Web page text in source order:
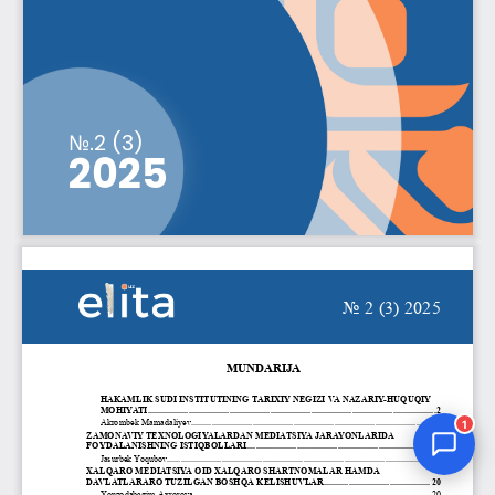
1
Jurnal Yordamchisi
Onlayn